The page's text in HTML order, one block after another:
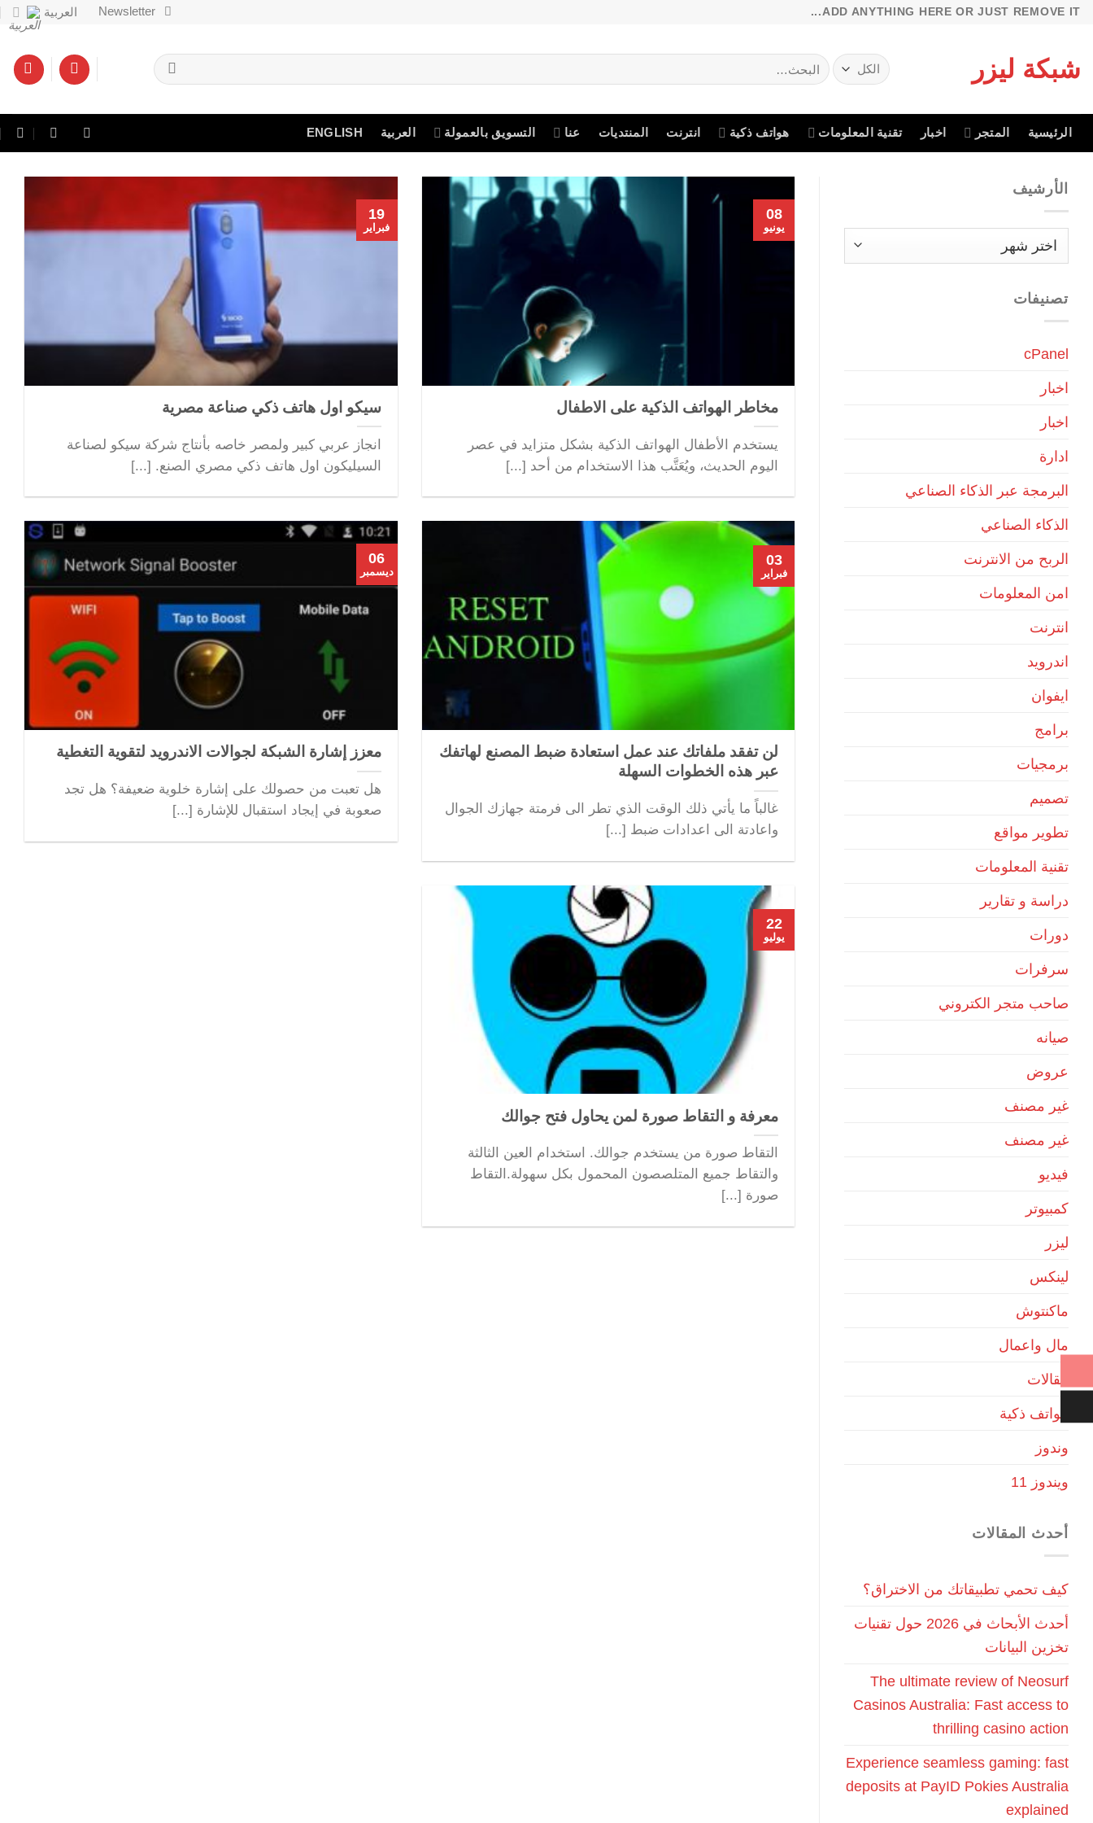
تخطي
ADD ANYTHING HERE OR JUST REMOVE IT...
Newsletter العربية
شبكة ليزر
البحث
عن:
الرئيسية المتجر اخبار تقنية المعلومات هواتف ذكية انترنت المنتديات عنا التسويق بالعمولة العربية ENGLISH
الأرشيف
الأرشيف
تصنيفات
cPanel
اخبار
اخبار
ادارة
البرمجة عبر الذكاء الصناعي
الذكاء الصناعي
الربح من الانترنت
امن المعلومات
انترنت
اندرويد
ايفوان
برامج
برمجيات
تصميم
تطوير مواقع
تقنية المعلومات
دراسة و تقارير
دورات
سرفرات
صاحب متجر الكتروني
صيانه
عروض
غير مصنف
غير مصنف
فيديو
كمبيوتر
ليزر
لينكس
ماكنتوش
مال واعمال
مقالات
هواتف ذكية
وندوز
ويندوز 11
أحدث المقالات
كيف تحمي تطبيقاتك من الاختراق؟
أحدث الأبحاث في 2026 حول تقنيات
تخزين البيانات
The ultimate review of Neosurf
Casinos Australia: Fast access to
thrilling casino action
Experience seamless gaming: fast
deposits at PayID Pokies Australia
explained
مخاطر الهواتف الذكية على الاطفال
يستخدم الأطفال الهواتف الذكية بشكل متزايد في عصر
اليوم الحديث، ويُعَتَّب هذا الاستخدام من أحد [...]
08
يونيو
سيكو اول هاتف ذكي صناعة مصرية
انجاز عربي كبير ولمصر خاصه بأنتاج شركة سيكو لصناعة
السيليكون اول هاتف ذكي مصري الصنع. [...]
19
فبراير
لن تفقد ملفاتك عند عمل استعادة ضبط المصنع لهاتفك
عبر هذه الخطوات السهلة
غالباً ما يأتي ذلك الوقت الذي تطر الى فرمتة جهازك الجوال
واعادتة الى اعدادات ضبط [...]
03
فبراير
معزز إشارة الشبكة لجوالات الاندرويد لتقوية التغطية
هل تعبت من حصولك على إشارة خلوية ضعيفة؟ هل تجد
صعوبة في إيجاد استقبال للإشارة [...]
06
ديسمبر
معرفة و التقاط صورة لمن يحاول فتح جوالك
التقاط صورة من يستخدم جوالك. استخدام العين الثالثة
والتقاط جميع المتلصصون المحمول بكل سهولة.التقاط
صورة [...]
22
يوليو